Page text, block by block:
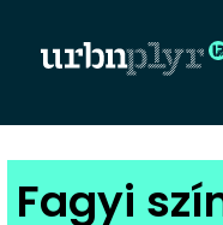
Fagyi